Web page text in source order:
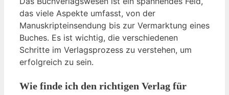
das viele Aspekte umfasst, von der
Manuskripteinsendung bis zur Vermarktung eines
Buches. Es ist wichtig, die verschiedenen
Schritte im Verlagsprozess zu verstehen, um
erfolgreich zu sein.
Wie finde ich den richtigen Verlag für